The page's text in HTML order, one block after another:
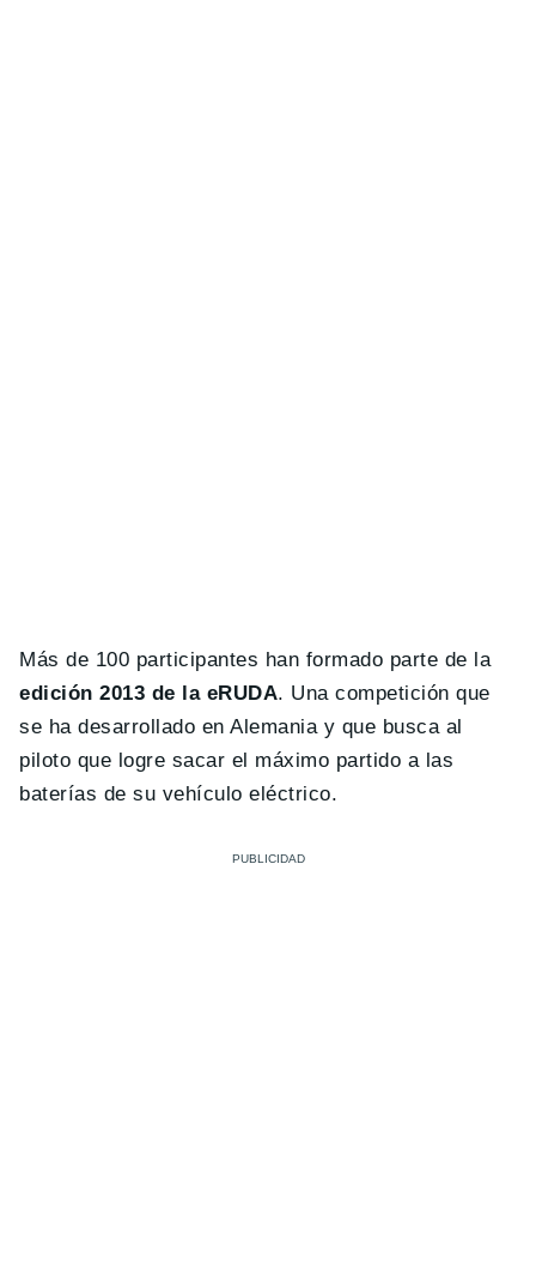
Más de 100 participantes han formado parte de la
edición 2013 de la eRUDA. Una competición que
se ha desarrollado en Alemania y que busca al
piloto que logre sacar el máximo partido a las
baterías de su vehículo eléctrico.